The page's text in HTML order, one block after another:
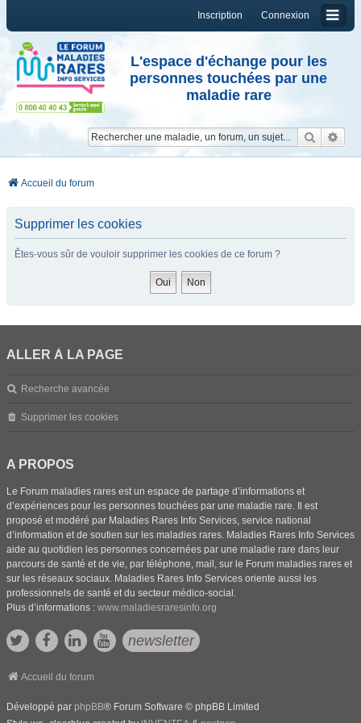
Connexion
Inscription
L'espace d'échange pour les
personnes touchées par une
maladie rare
Accueil du forum
Supprimer les cookies
Êtes-vous sûr de vouloir supprimer les cookies de ce forum ?
ALLER À LA PAGE
Recherche avancée
Supprimer les cookies
A PROPOS
Le Forum maladies rares est un espace de partage d’informations et
d’expériences pour les personnes touchées par une maladie rare. Il est
proposé et modéré par Maladies Rares Info Services, service national
d’information et de soutien sur les maladies rares. Maladies Rares Info Services
aide au quotidien les personnes concernées par une maladie rare dans leur
parcours de santé et de vie, par téléphone, mail, sur le Forum maladies rares et
sur les réseaux sociaux. Maladies Rares Info Services oriente aussi les
professionnels de santé et du secteur médico-social.
Plus d’informations : www.maladiesraresinfo.org
newsletter
Accueil du forum
Développé par phpBB® Forum Software © phpBB Limited